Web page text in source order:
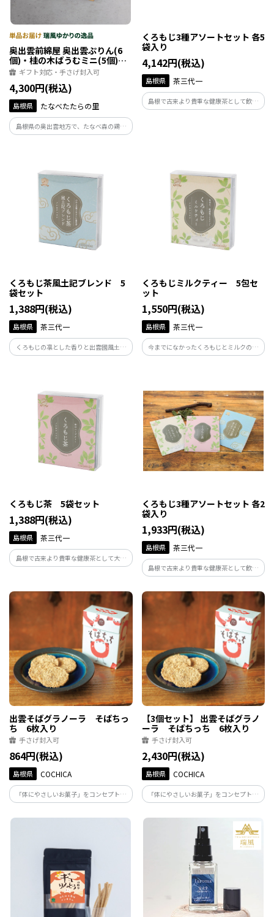
奥出雲前綿屋 奥出雲ぷりん(6
個)・桂の木ばうむミニ(5個)セ
ットギフト対応・手さげ封入可
4,300円(税込)
島根県 たなべたたらの里
島根県の奥出雲地方で、たなべ森の鶏舎
が生産している平飼い放牧卵「彩り天佑
れるスイーツをお楽しみください。
くろもじ3種アソートセット 各5
袋入り
4,142円(税込)
島根県 茶三代一
島根で古来より貴重な健康茶として飲み
継がれてきたくろもじ茶。その高貴な香
くろもじ茶風土記ブレンド 5
袋セット
1,388円(税込)
島根県 茶三代一
くろもじの凛とした香りと出雲國風土記
に記された薬草の深い味わいが特徴の和
キ科の香木で、“和の香りの王様”とも呼
ばれています。
くろもじミルクティー 5包セ
ット
1,550円(税込)
島根県 茶三代一
今までになかったくろもじとミルクの出
会い。少しスパイシーで爽やかな香りと
科の香木で、“和の香りの王様”とも呼ば
れています。
くろもじ茶 5袋セット
1,388円(税込)
島根県 茶三代一
島根で古来より貴重な健康茶として大切
に飲み継がれてきたくろもじ茶。高貴な
クスタイムにもおすすめ。くろもじはク
スノキ科の香木で、“和の香りの王様”と
も呼ばれています。
くろもじ3種アソートセット 各2
袋入り
1,933円(税込)
島根県 茶三代一
島根で古来より貴重な健康茶として飲み
継がれてきたくろもじ茶。その高貴な香
りをベースに様々なシーンを彩る3種の味
わいを取り揃えました。その時の気分や
シーンに溶け込む、豊かなひとときをお
楽しみください。
出雲そばグラノーラ そばちっ
ち 6枚入り
手さげ封入可
864円(税込)
島根県 COCHICA
「体にやさしいお菓子」をコンセプトに
掲げる、島根県松江市の焼き菓子店
「COCHICA」がつくる、小麦不使用のそ
【3個セット】 出雲そばグラノ
ーラ そばちっち 6枚入り
手さげ封入可
2,430円(税込)
島根県 COCHICA
「体にやさしいお菓子」をコンセプトに
掲げる、島根県松江市の焼き菓子店
「COCHICA」がつくる、小麦不使用のそ
ばグラノーラ「そばちっち」。ざくざく
かじれるクッキー型のお菓子です。